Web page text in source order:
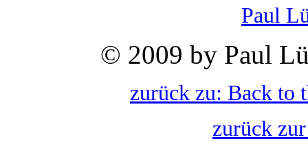
Paul
© 2009 by Paul
zurück zu: Back to
zurück